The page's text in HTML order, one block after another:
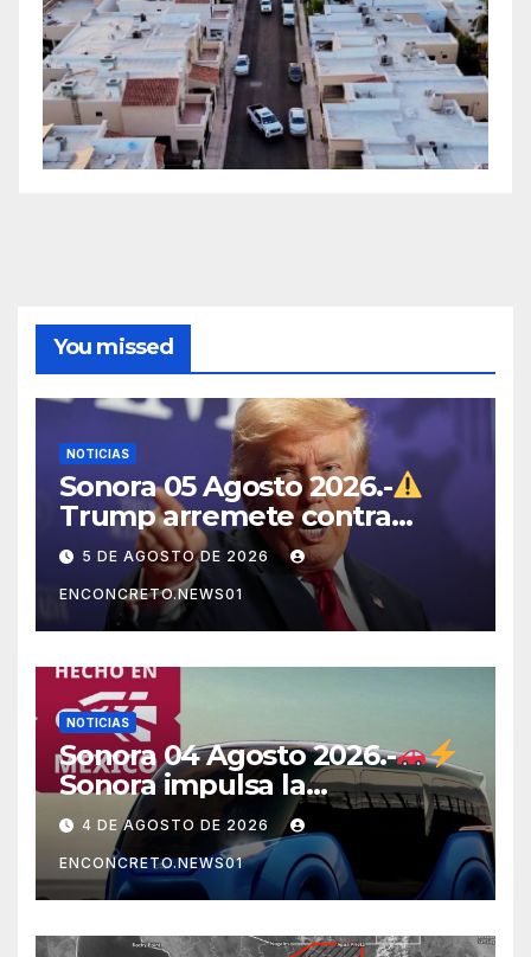
You missed
NOTICIAS
Sonora 05 Agosto 2026.-
Trump arremete contra
México, Canadá y otras
potencias por supuestos
abusos comerciales
5 DE AGOSTO DE 2026
ENCONCRETO.NEWS01
NOTICIAS
Sonora 04 Agosto 2026.-
Sonora impulsa la
electromovilidad con
«Beyond», un vehículo
eléctrico desarrollado junto
al ITH
4 DE AGOSTO DE 2026
ENCONCRETO.NEWS01